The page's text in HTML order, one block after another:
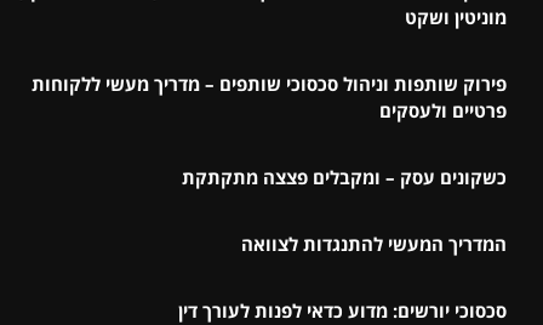
מוניטין ושקט
פירוק שותפות וניהול סכסוכי שותפים – מדריך מעשי ללקוחות
פרטיים ולעסקים
כשקונים עסק – ומקבלים פצצה מתקתקת
המדריך המעשי להתנגדות לצוואה
סכסוכי יורשים: מדוע כדאי לפנות לעורך דין